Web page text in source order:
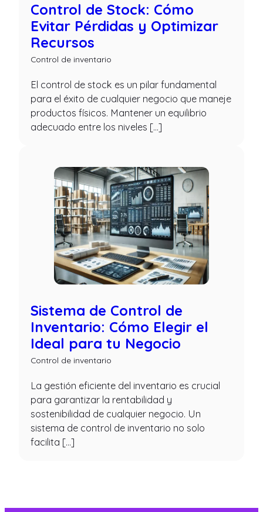
Control de Stock: Cómo
Evitar Pérdidas y Optimizar
Recursos
Control de inventario
El control de stock es un pilar fundamental
para el éxito de cualquier negocio que maneje
productos físicos. Mantener un equilibrio
adecuado entre los niveles […]
Sistema de Control de
Inventario: Cómo Elegir el
Ideal para tu Negocio
Control de inventario
La gestión eficiente del inventario es crucial
para garantizar la rentabilidad y
sostenibilidad de cualquier negocio. Un
sistema de control de inventario no solo
facilita […]